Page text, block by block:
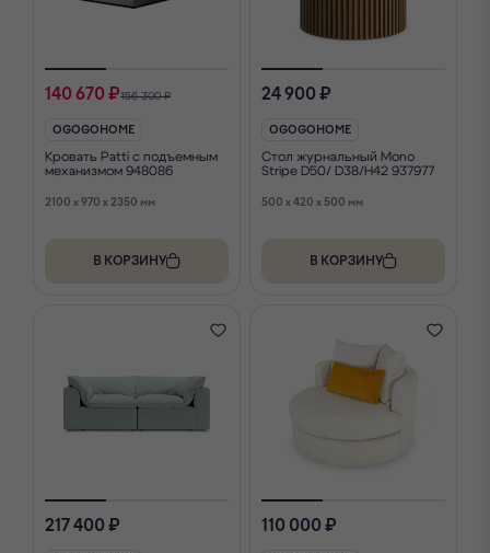
140 670 ₽156 300 ₽
OGOGOHOME
Кровать Patti с подъемным
механизмом 948086
2100 x 970 x 2350 мм
В КОРЗИНУ
24 900 ₽
OGOGOHOME
Стол журнальный Mono
Stripe D50/ D38/H42 937977
500 x 420 x 500 мм
В КОРЗИНУ
217 400 ₽ 110 000 ₽